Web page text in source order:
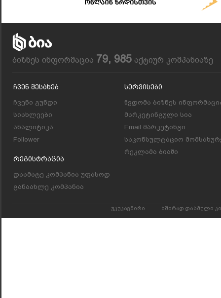
ბიზნეს ინფორმაცია 79, 985 აქტიურ კომპანიაზე
Ჩვენ Შესახებ
ჩვენი გუნდი
სიახლეები
ანალიტიკა
Follower
Რეგისტრაცია
დაამატე კომპანია უფასოდ
განაახლე კომპანია
Სერვისები
წვდომა ბიზნეს
მარკეტინგული სია
Email მარკეტინგი
საკონსულტაციო
რეკლამა ბიაში
უკუკავშირი ხშირად დასმული